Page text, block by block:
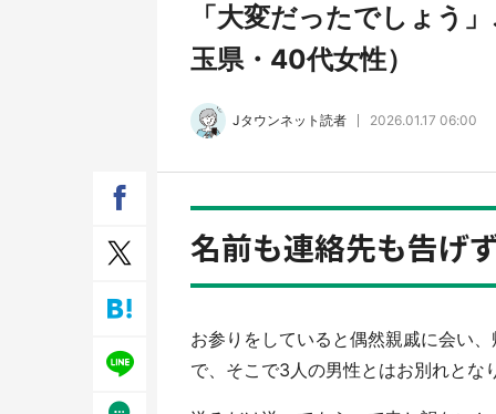
が生産されてます【7／31～1／31】
ラ
／
「大変だったでしょう
玉県・40代女性）
Jタウンネット読者 2026.01.17 06:00
名前も連絡先も告げ
お参りをしていると偶然親戚に会い
で、そこで3人の男性とはお別れとな